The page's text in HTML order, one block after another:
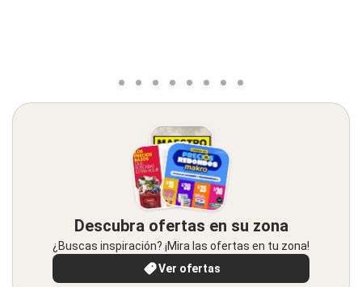
Descubra ofertas en su zona
¿Buscas inspiración? ¡Mira las ofertas en tu zona!
Ver ofertas